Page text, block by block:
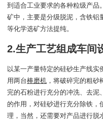
到适合工业要求的各种粒级产品
矿中，主要是分级脱泥，含铁铝
等化学选矿方法提纯。
2.生产工艺组成车间
以某一产量特定的硅砂生产线
用两台棒磨机 ，将破碎完的粗
完的石粉进行充分的冲洗、去泥
的作用，对硅砂进行充分除铁
理，当然，还需要对产品进行脱